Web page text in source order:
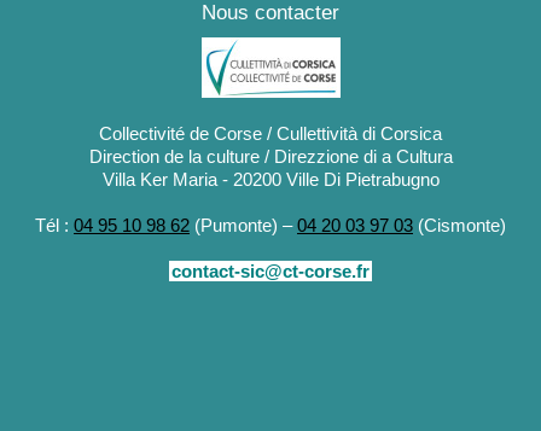
Nous contacter
Collectivité de Corse / Cullettività di Corsica
Direction de la culture / Direzzione di a Cultura
Villa Ker Maria - 20200 Ville Di Pietrabugno
Tél : 04 95 10 98 62 (Pumonte) –04 20 03 97 03 (Cismonte)
contact-sic@ct-corse.fr